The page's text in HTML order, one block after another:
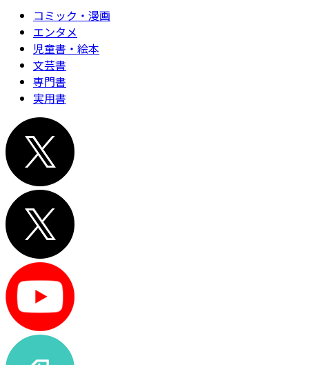
コミック・漫画
エンタメ
児童書・絵本
文芸書
専門書
実用書